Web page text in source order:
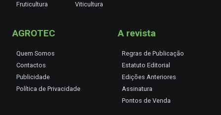
Fruticultura
Viticultura
AGROTEC
Quem Somos
Contactos
Publicidade
Política de Privacidade
A revista
Regras de Publicação
Estatuto Editorial
Edições Anteriores
Assinatura
Pontos de Venda